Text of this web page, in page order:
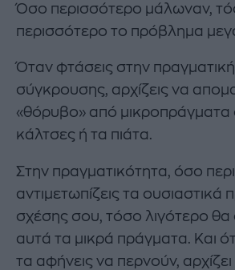
Όσο περισσότερο μάλωναν,
περισσότερο το πρόβλημα
Όταν φτάσεις στην πραγματική
σύγκρουσης, αρχίζεις να
«θόρυβο» από μικροπράγματα
κάλτσες ή τα πιάτα.
Στην πραγματικότητα, όσο
αντιμετωπίζεις τα
σχέσης σου, τόσο λιγότερο θα
αυτά τα μικρά πράγματα. Και
τα αφήνεις να περνούν, αρχίζει